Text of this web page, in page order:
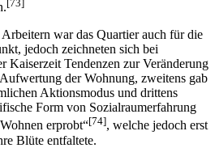
[73]
war das Quartier auch für die
jedoch zeichneten sich bei
Kaiserzeit Tendenzen zur Veränderung
der Wohnung, zweitens gab
Aktionsmodus und drittens
Form von Sozialraumerfahrung
erprobt“[74], welche jedoch erst
Blüte entfaltete.